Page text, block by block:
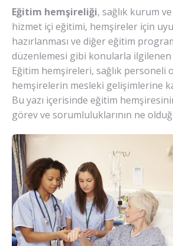
Eğitim hemşireliği, sağlık kurum
hizmet içi eğitimi, hemşireler için
hazırlanması ve diğer eğitim
düzenlemesi gibi konularla
Eğitim hemşireleri, sağlık personeli
hemşirelerin mesleki gelişimlerine
Bu yazı içerisinde eğitim
görev ve sorumluluklarının ne